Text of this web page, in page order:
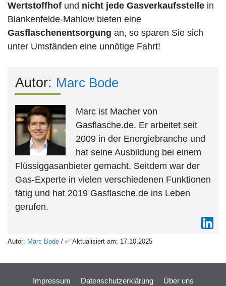
Wertstoffhof und nicht jede Gasverkaufsstelle in
Blankenfelde-Mahlow bieten eine
Gasflaschenentsorgung an, so sparen Sie sich
unter Umständen eine unnötige Fahrt!
Autor: Marc Bode
Marc ist Macher von
Gasflasche.de. Er arbeitet seit
2009 in der Energiebranche und
hat seine Ausbildung bei einem
Flüssiggasanbieter gemacht. Seitdem war der
Gas-Experte in vielen verschiedenen Funktionen
tätig und hat 2019 Gasflasche.de ins Leben
gerufen.
Autor: Marc Bode / ✅ Aktualisiert am: 17.10.2025
Impressum Datenschutzerklärung Über uns